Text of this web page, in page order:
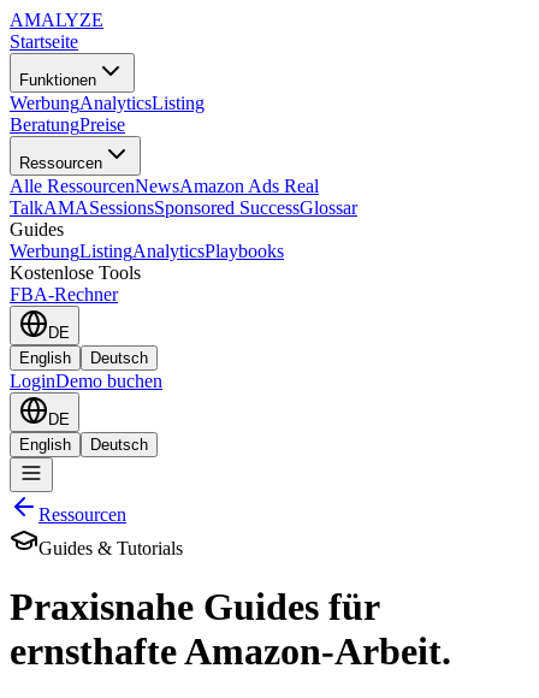
AMALYZE
Startseite
Funktionen
WerbungAnalyticsListing
BeratungPreise
Ressourcen
Alle RessourcenNewsAmazon Ads Real
TalkAMASessionsSponsored SuccessGlossar
Guides
WerbungListingAnalyticsPlaybooks
Kostenlose Tools
FBA-Rechner
DE
English
Deutsch
LoginDemo buchen
DE
English
Deutsch
Ressourcen
Guides & Tutorials
Praxisnahe Guides für
ernsthafte Amazon-Arbeit.